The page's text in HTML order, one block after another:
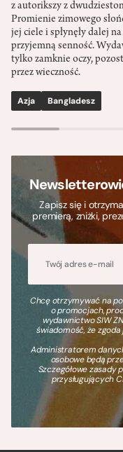
z autorikszy z
Promienie zimowego
jej ciele i spłynęły dalej
przyjemną senność.
tylko zamknie oczy,
przez wieczność.
Azja Bangladesz
Zapisz się i
premierą, zniżki,
Chcę otrzymywać na
o promocjach,
wydawnictwo SIW
świadomość, że
Administratorem
osobowe będą
Szczegółowe
przysługujących